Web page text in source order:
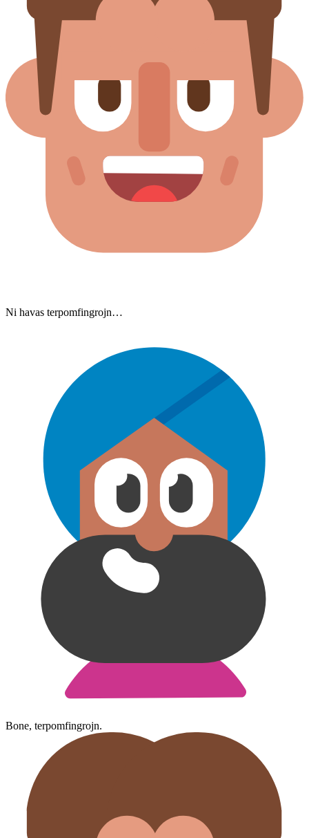
Ni havas terpomfingrojn…
Bone, terpomfingrojn.